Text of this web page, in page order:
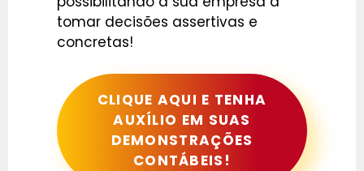
tomar decisões assertivas e
concretas!
CLIQUE AQUI E TENHA
AUXÍLIO EM SUAS
DEMONSTRAÇÕES
CONTÁBEIS!